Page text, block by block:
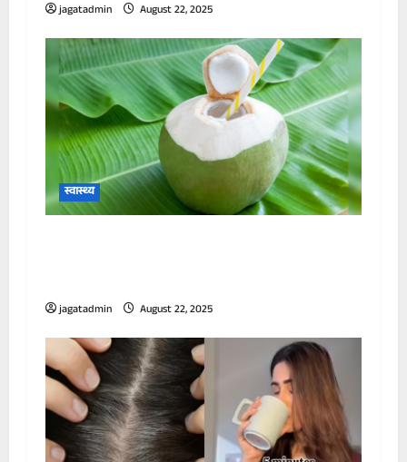
jagatadmin August 22, 2025
स्वास्थ्य
jagatadmin August 22, 2025